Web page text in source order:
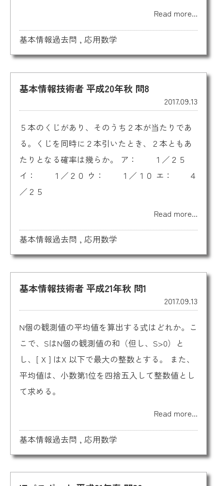
Read more...
基本情報過去問 , 応用数学
基本情報技術者 平成20年秋 問8
2017.09.13
５本のくじがあり、そのうち２本が当たりであ
る。くじを同時に２本引いたとき、２本ともあ
たりとなる確率は幾らか。 ア： １／２５
イ： １／２０ ウ： １／１０ エ： ４
／２５
Read more...
基本情報過去問 , 応用数学
基本情報技術者 平成21年秋 問1
2017.09.13
N個の観測値の平均値を算出する式はどれか。こ
こで、SはN個の観測値の和（但し、S>0）と
し、[ X ] はX 以下で最大の整数とする。 また、
平均値は、小数第1位を四捨五入して整数値とし
て求める。
Read more...
基本情報過去問 , 応用数学